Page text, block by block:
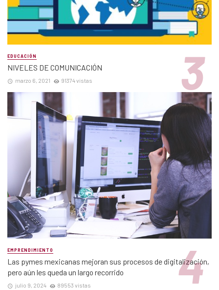
EDUCACIÓN
NIVELES DE COMUNICACIÓN
marzo 6, 2021 91374 vistas
EMPRENDIMIENTO
Las pymes mexicanas mejoran sus procesos de digitalización,
pero aún les queda un largo recorrido
julio 9, 2024 89553 vistas